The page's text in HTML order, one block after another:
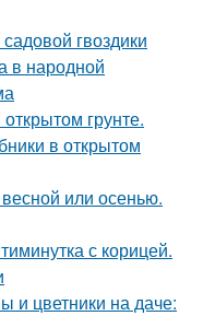
гвоздики
в народной
грунте.
в открытом
или осенью.
с корицей.
и цветники на даче: